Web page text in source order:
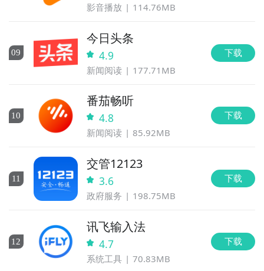
影音播放 114.76MB
09
今日头条
4.9
新闻阅读 177.71MB
下载
10
番茄畅听
4.8
新闻阅读 85.92MB
下载
11
交管12123
3.6
政府服务 198.75MB
下载
12
讯飞输入法
4.7
系统工具 70.83MB
下载